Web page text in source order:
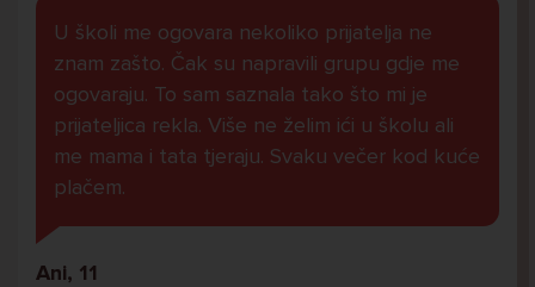
U školi me ogovara nekoliko prijatelja ne
znam zašto. Čak su napravili grupu gdje me
ogovaraju. To sam saznala tako što mi je
prijateljica rekla. Više ne želim ići u školu ali
me mama i tata tjeraju. Svaku večer kod kuće
plačem.
Ani, 11